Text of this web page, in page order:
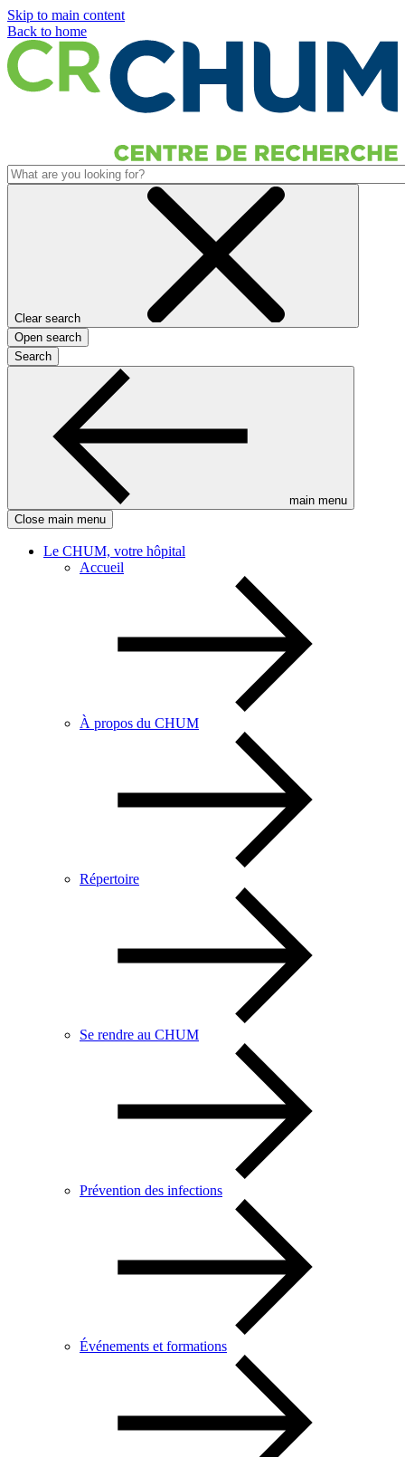
Skip to main content
Back to home
Clear search
Open search
Search
main menu
Close main menu
Le CHUM, votre hôpital
Accueil
À propos du CHUM
Répertoire
Se rendre au CHUM
Prévention des infections
Événements et formations